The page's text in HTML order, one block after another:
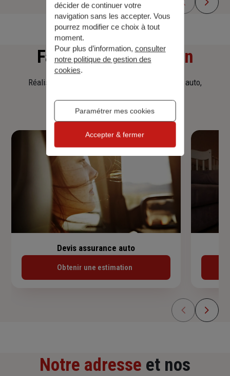
Faitesune simulation
Réalisez une simulation tarifaire d'assurance, auto,
Devis assurance auto
Obtenir une estimation
Notre adresse et nos
décider de continuer votre
navigation sans les accepter. Vous
pourrez modifier ce choix à tout
moment.
Pour plus d’information, consulter
notre politique de gestion des
cookies.
Paramétrer mes cookies
Accepter & fermer